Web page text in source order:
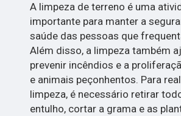
A limpeza de terreno é uma
importante para manter a
saúde das pessoas que
Além disso, a limpeza também
prevenir incêndios e a
e animais peçonhentos. Para
limpeza, é necessário retirar
entulho, cortar a grama e as